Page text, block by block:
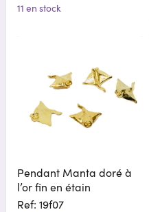
11 en stock
Pendant Manta doré à
l’or fin en étain
Ref: 19f07